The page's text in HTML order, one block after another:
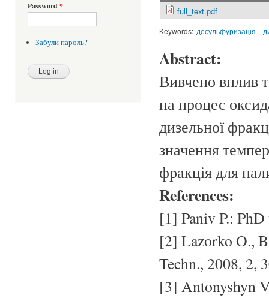
Password *
Забули пароль?
full_text.pdf
Keywords: десульфуризація
Abstract:
Вивчено вплив
на процес
дизельної
значення
фракція для
References:
[1] Paniv P.:
[2] Lazorko O.,
Techn., 2008, 2,
[3] Antonyshyn